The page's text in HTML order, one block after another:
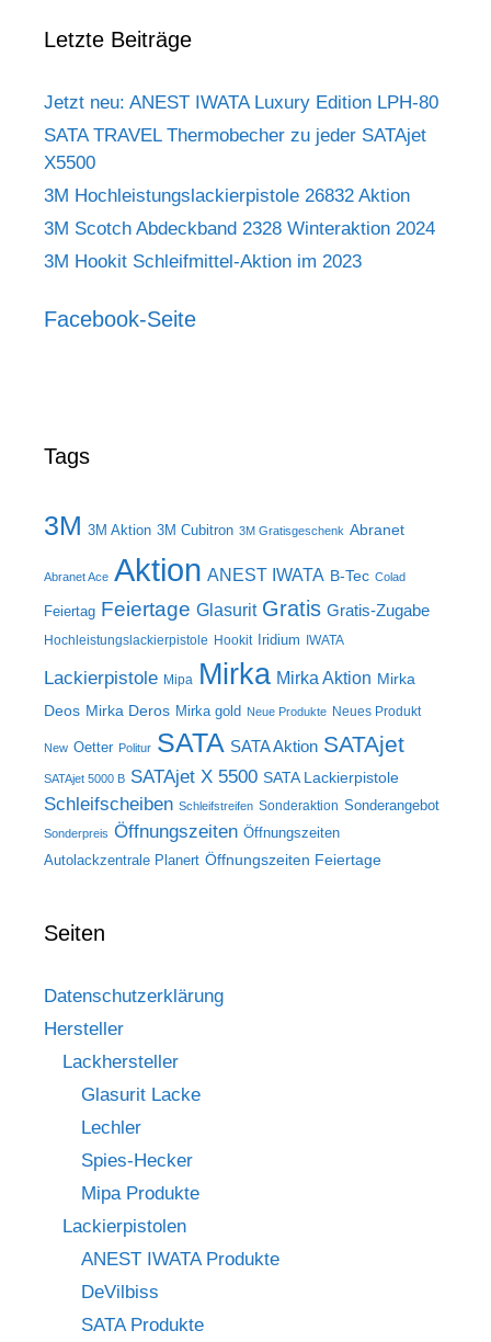
Letzte Beiträge
Jetzt neu: ANEST IWATA Luxury Edition LPH-80
SATA TRAVEL Thermobecher zu jeder SATAjet
X5500
3M Hochleistungslackierpistole 26832 Aktion
3M Scotch Abdeckband 2328 Winteraktion 2024
3M Hookit Schleifmittel-Aktion im 2023
Facebook-Seite
Tags
3M 3M Aktion 3M Cubitron 3M Gratisgeschenk Abranet
Abranet Ace Aktion ANEST IWATA B-Tec Colad
Feiertag Feiertage Glasurit Gratis Gratis-Zugabe
Hochleistungslackierpistole Hookit Iridium IWATA
Lackierpistole Mipa Mirka Mirka Aktion Mirka
Deos Mirka Deros Mirka gold Neue Produkte Neues Produkt
New Oetter Politur SATA SATA Aktion SATAjet
SATAjet 5000 B SATAjet X 5500 SATA Lackierpistole
Schleifscheiben Schleifstreifen Sonderaktion Sonderangebot
Sonderpreis Öffnungszeiten Öffnungszeiten
Autolackzentrale Planert Öffnungszeiten Feiertage
Seiten
Datenschutzerklärung
Hersteller
Lackhersteller
Glasurit Lacke
Lechler
Spies-Hecker
Mipa Produkte
Lackierpistolen
ANEST IWATA Produkte
DeVilbiss
SATA Produkte